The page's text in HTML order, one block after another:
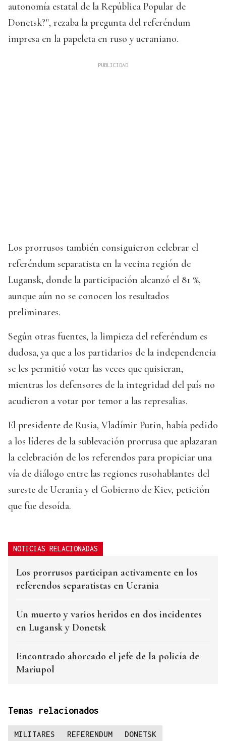
autonomía estatal de la República Popular de
Donetsk?", rezaba la pregunta del referéndum
impresa en la papeleta en ruso y ucraniano.
Los prorrusos también consiguieron celebrar el
referéndum separatista en la vecina región de
Lugansk, donde la participación alcanzó el 81 %,
aunque aún no se conocen los resultados
preliminares.
Según otras fuentes, la limpieza del referéndum es
dudosa, ya que a los partidarios de la independencia
se les permitió votar las veces que quisieran,
mientras los defensores de la integridad del país no
acudieron a votar por temor a las represalias.
El presidente de Rusia, Vladímir Putin, había pedido
a los líderes de la sublevación prorrusa que aplazaran
la celebración de los referendos para propiciar una
vía de diálogo entre las regiones rusohablantes del
sureste de Ucrania y el Gobierno de Kiev, petición
que fue desoída.
NOTICIAS RELACIONADAS
Los prorrusos participan activamente en los
referendos separatistas en Ucrania
Un muerto y varios heridos en dos incidentes
en Lugansk y Donetsk
Encontrado ahorcado el jefe de la policía de
Mariupol
Temas relacionados
MILITARES REFERENDUM DONETSK